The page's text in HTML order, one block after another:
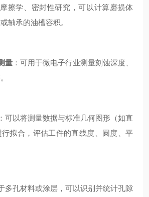
摩擦学、密封性研究，可以计算磨损体
轴承的油槽容积。
量 ：可用于微电子行业测量刻蚀深度、
：可以将测量数据与标准几何图形（如直
拟合，评估工件的直线度、圆度、平
多孔材料或涂层，可以识别并统计孔隙